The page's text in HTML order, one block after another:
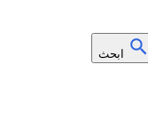
ابحث